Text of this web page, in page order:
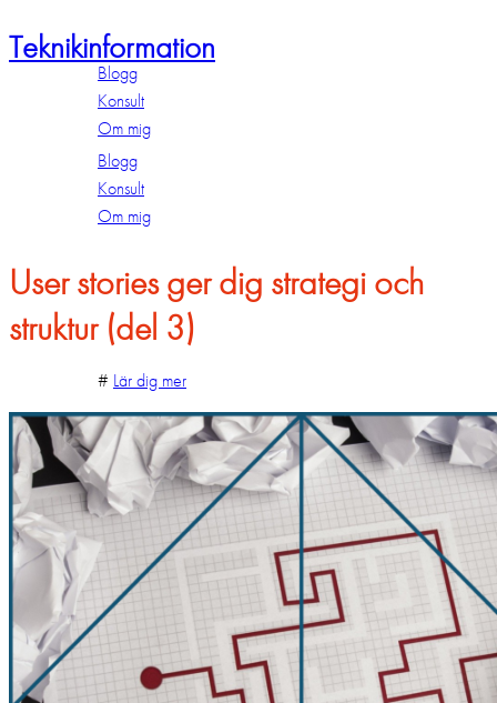
Teknikinformation
Blogg
Konsult
Om mig
Blogg
Konsult
Om mig
User stories ger dig strategi och
struktur (del 3)
# Lär dig mer